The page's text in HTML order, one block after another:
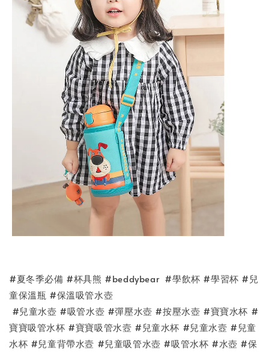
#夏冬季必備 #杯具熊 #beddybear #學飲杯 #學習杯 #兒
童保溫瓶 #保溫吸管水壺
#兒童水壺 #吸管水壺 #彈壓水壺 #按壓水壺 #寶寶水杯 #
寶寶吸管水杯 #寶寶吸管水壼 #兒童水杯 #兒童水壼 #兒童
水杯 #兒童背帶水壼 #兒童吸管水壺 #吸管水杯 #水壺 #保